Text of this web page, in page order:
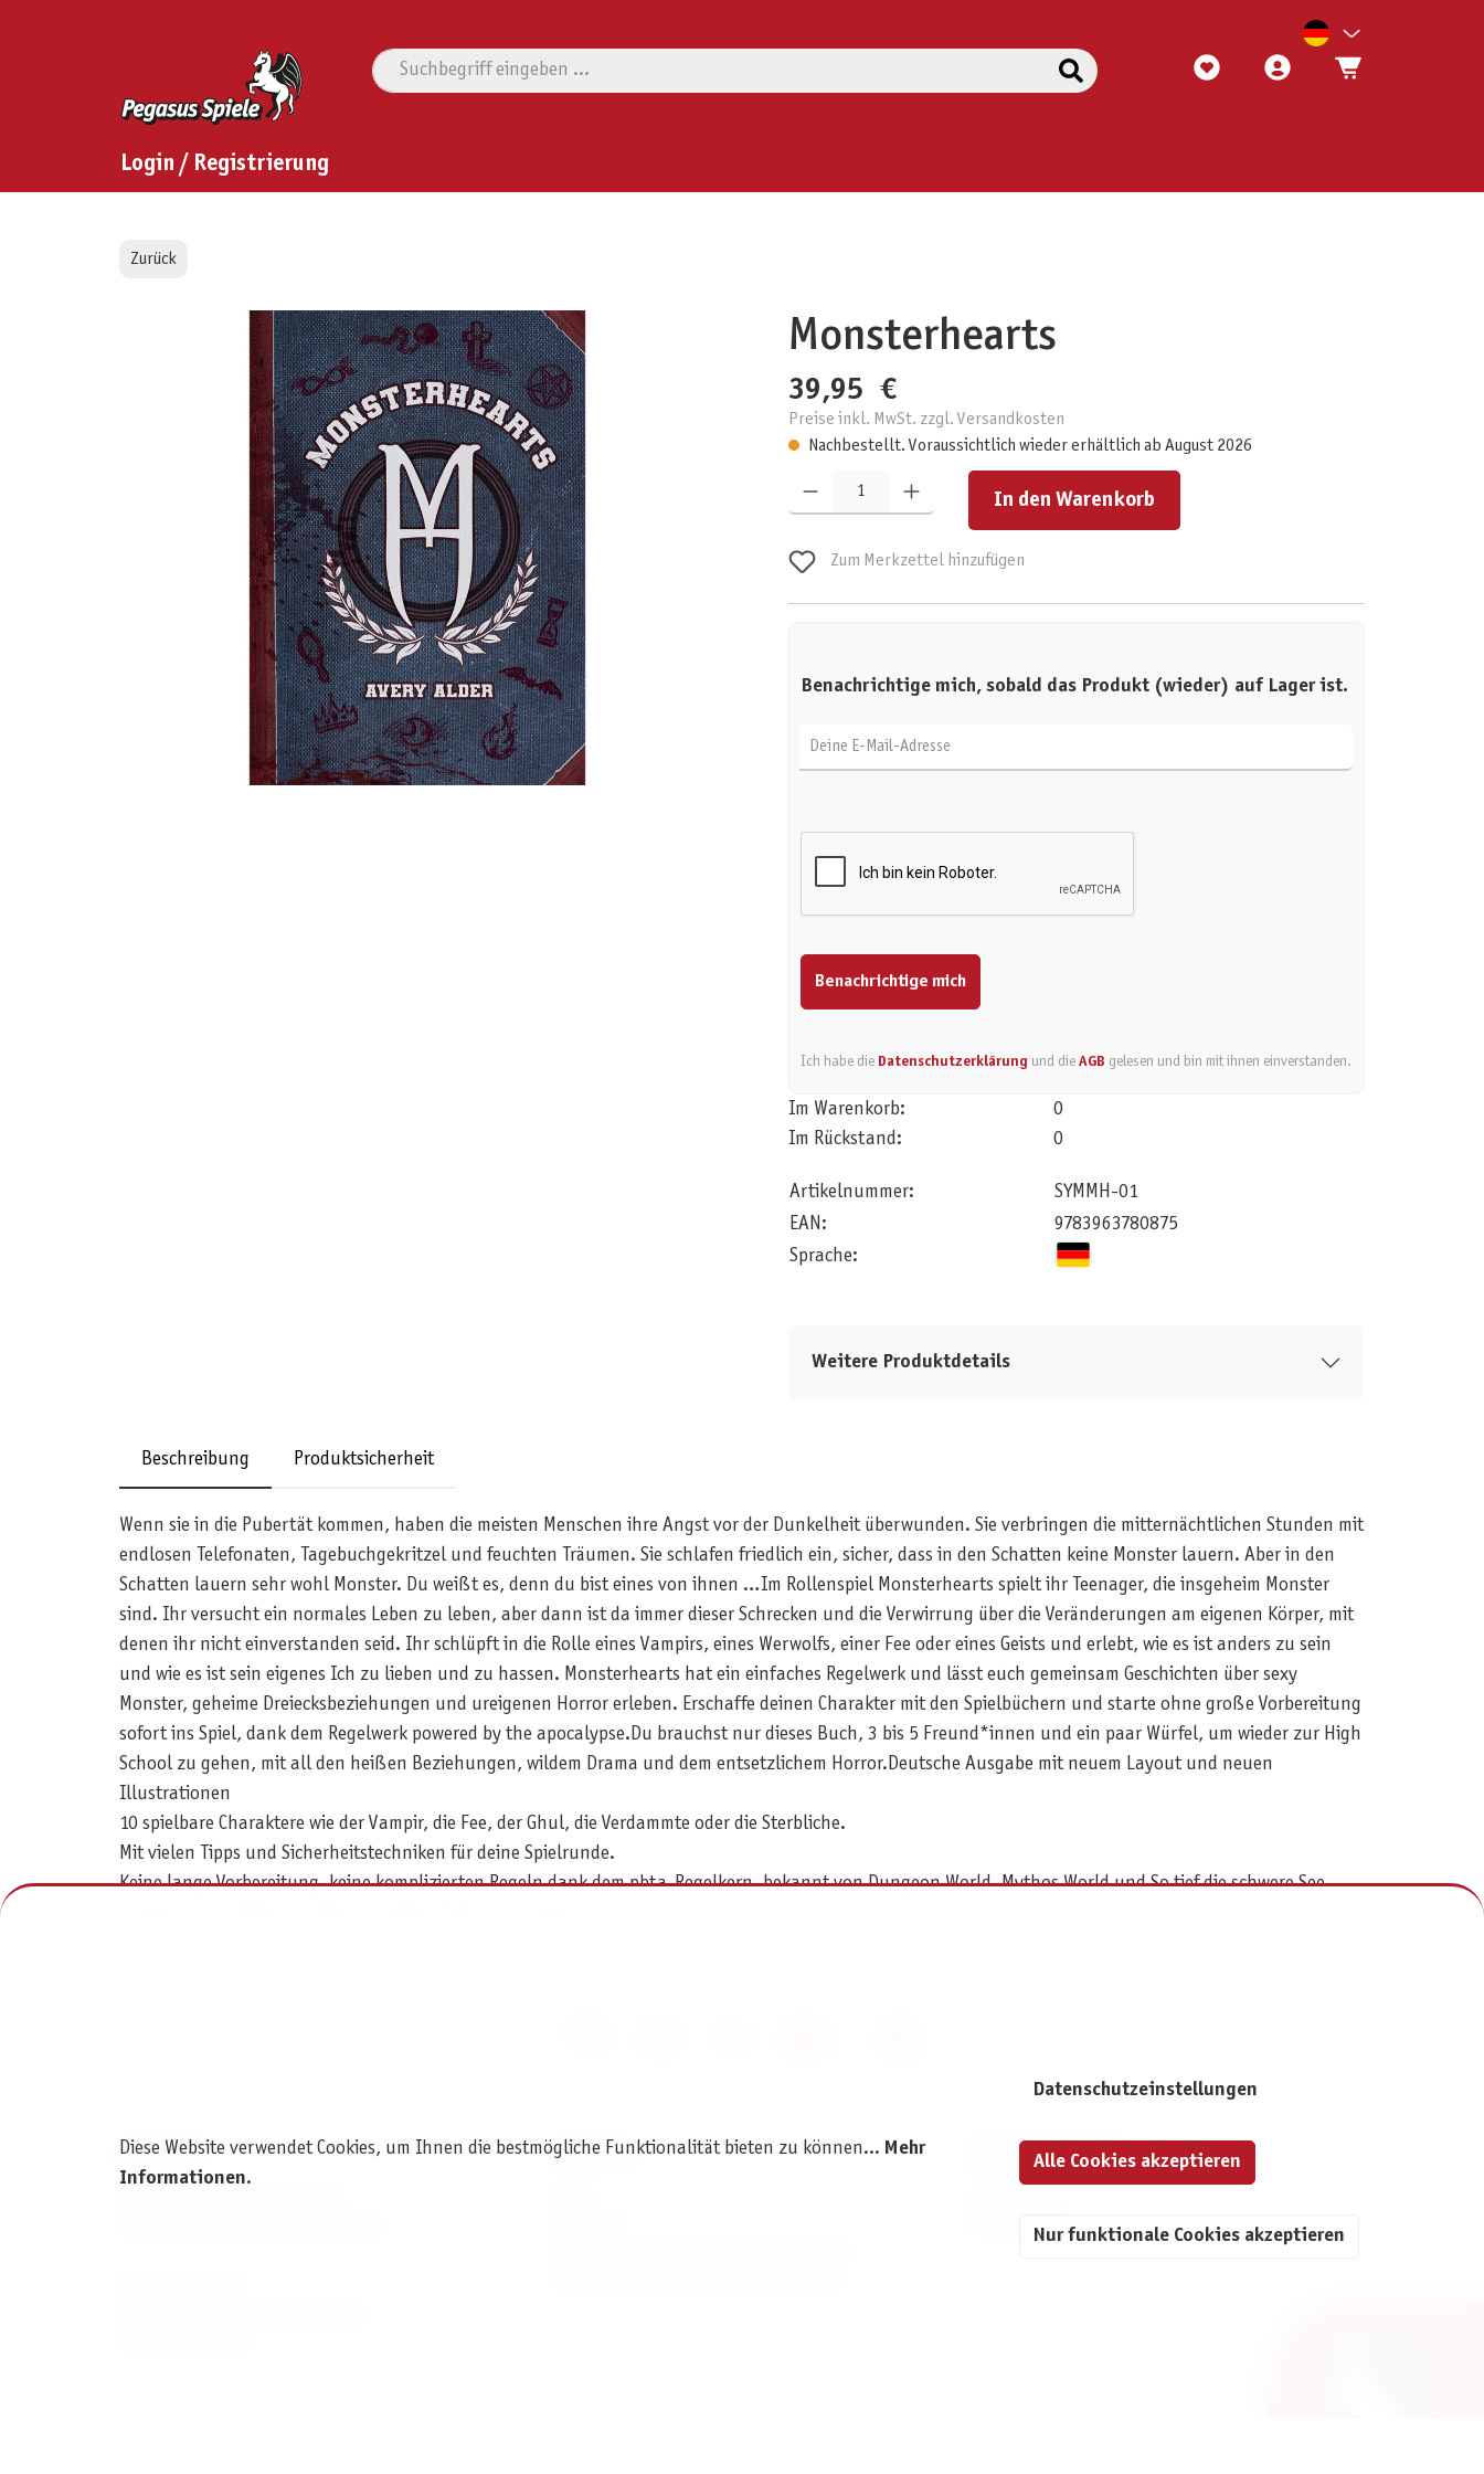
Login / Registrierung
Zurück
Bildergalerie überspringen Monsterhearts
39,95 €
Preise inkl. MwSt. zzgl. Versandkosten
Nachbestellt. Voraussichtlich wieder erhältlich ab August 2026
In den Warenkorb
Zum Merkzettel hinzufügen
Benachrichtige mich, sobald das Produkt (wieder) auf Lager ist.
Benachrichtige mich
Ich habe die Datenschutzerklärung und dieAGB gelesen und bin mit ihnen einverstanden.
Im Warenkorb:
0
Im Rückstand:
0
Artikelnummer:
SYMMH-01
EAN:
9783963780875
Sprache:
Weitere Produktdetails
Beschreibung Produktsicherheit
Wenn sie in die Pubertät kommen, haben die meisten Menschen ihre Angst vor der Dunkelheit überwunden. Sie verbringen die mitternächtlichen Stunden mit
endlosen Telefonaten, Tagebuchgekritzel und feuchten Träumen. Sie schlafen friedlich ein, sicher, dass in den Schatten keine Monster lauern. Aber in den
Schatten lauern sehr wohl Monster. Du weißt es, denn du bist eines von ihnen …Im Rollenspiel Monsterhearts spielt ihr Teenager, die insgeheim Monster
sind. Ihr versucht ein normales Leben zu leben, aber dann ist da immer dieser Schrecken und die Verwirrung über die Veränderungen am eigenen Körper, mit
denen ihr nicht einverstanden seid. Ihr schlüpft in die Rolle eines Vampirs, eines Werwolfs, einer Fee oder eines Geists und erlebt, wie es ist anders zu sein
und wie es ist sein eigenes Ich zu lieben und zu hassen. Monsterhearts hat ein einfaches Regelwerk und lässt euch gemeinsam Geschichten über sexy
Monster, geheime Dreiecksbeziehungen und ureigenen Horror erleben. Erschaffe deinen Charakter mit den Spielbüchern und starte ohne große Vorbereitung
sofort ins Spiel, dank dem Regelwerk powered by the apocalypse.Du brauchst nur dieses Buch, 3 bis 5 Freund*innen und ein paar Würfel, um wieder zur High
School zu gehen, mit all den heißen Beziehungen, wildem Drama und dem entsetzlichem Horror.Deutsche Ausgabe mit neuem Layout und neuen
Illustrationen
10 spielbare Charaktere wie der Vampir, die Fee, der Ghul, die Verdammte oder die Sterbliche.
Mit vielen Tipps und Sicherheitstechniken für deine Spielrunde.
Keine lange Vorbereitung, keine komplizierten Regeln dank dem pbta-Regelkern, bekannt von Dungeon World, Mythos World und So tief die schwere See.
KONTAKT SERVICE INFORMATIONEN
Datenschutz
Diese Website verwendet Cookies, um Ihnen die bestmögliche Funktionalität bieten zu können... Mehr
Informationen.
Datenschutzeinstellungen
Nur funktionale Cookies akzeptieren
Alle Cookies akzeptieren